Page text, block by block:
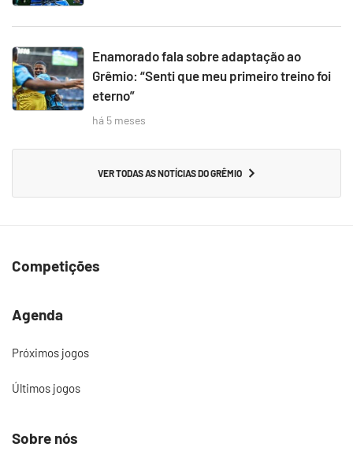
Enamorado fala sobre adaptação ao
Grêmio: “Senti que meu primeiro treino foi
eterno”
há 5 meses
VER TODAS AS NOTÍCIAS DO GRÊMIO
Competições
Agenda
Próximos jogos
Últimos jogos
Sobre nós